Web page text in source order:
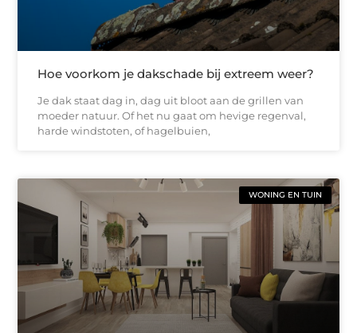
Hoe voorkom je dakschade bij extreem weer?
Je dak staat dag in, dag uit bloot aan de grillen van
moeder natuur. Of het nu gaat om hevige regenval,
harde windstoten, of hagelbuien,
WONING EN TUIN